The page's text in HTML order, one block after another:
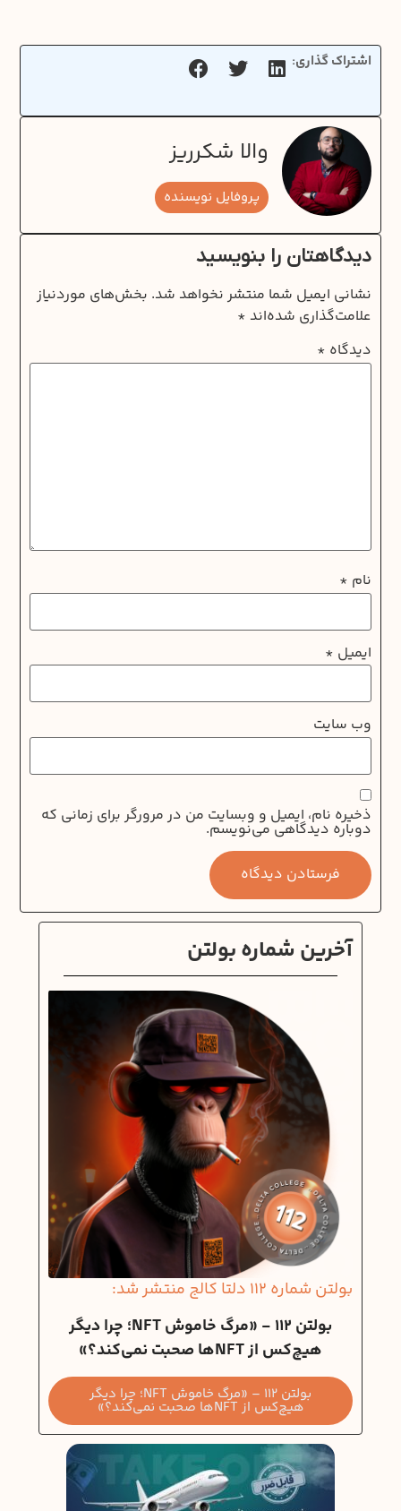
اشتراک گذاری:
والا شکرریز
پروفایل نویسنده
دیدگاهتان را بنویسید
نشانی ایمیل شما منتشر نخواهد شد. بخش‌های موردنیاز
علامت‌گذاری شده‌اند *
دیدگاه *
نام *
ایمیل *
وب‌ سایت
ذخیره نام، ایمیل و وبسایت من در مرورگر برای زمانی که
دوباره دیدگاهی می‌نویسم.
آخرین شماره بولتن
بولتن شماره 112 دلتا کالج منتشر شد:
بولتن 112 - «مرگ خاموش NFT؛ چرا دیگر
هیچ‌کس از NFTها صحبت نمی‌کند؟»
بولتن 112 – «مرگ خاموش NFT؛ چرا دیگر
هیچ‌کس از NFTها صحبت نمی‌کند؟»